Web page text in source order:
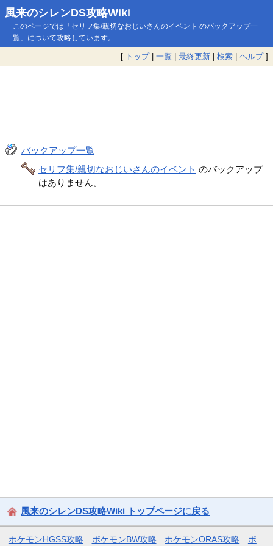
風来のシレンDS攻略Wiki
このページでは「セリフ集/親切なおじいさんのイベント のバックアップ一
覧」について攻略しています。
[ トップ| 一覧 | 最終更新 | 検索 | ヘルプ]
バックアップ一覧
セリフ集/親切なおじいさんのイベント のバックアップ
はありません。
風来のシレンDS攻略Wiki トップページに戻る
ポケモンHGSS攻略 ポケモンBW攻略 ポケモンORAS攻略 ポ